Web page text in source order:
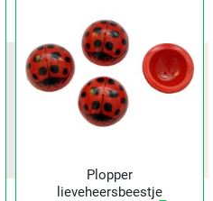
Plopper
lieveheersbeestje